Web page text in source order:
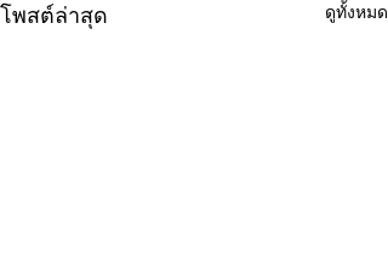
โพสต์ล่าสุด ดูทั้งหมด